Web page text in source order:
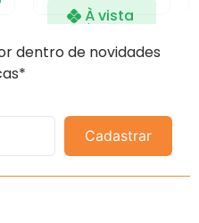
À vista
R$18,91
no Pix
R$1,00no
dentro de novidades
Cadastrar